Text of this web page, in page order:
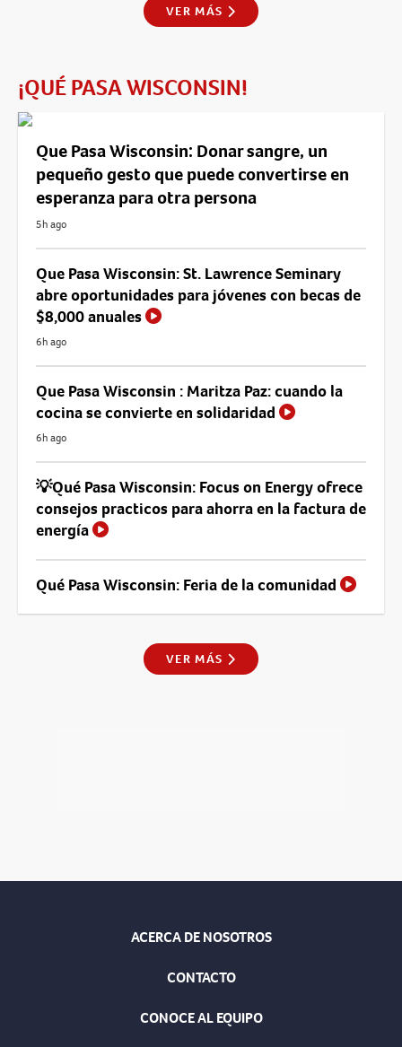
VER MÁS
¡QUÉ PASA WISCONSIN!
Que Pasa Wisconsin: Donar sangre, un
pequeño gesto que puede convertirse en
esperanza para otra persona
5h ago
Que Pasa Wisconsin: St. Lawrence Seminary
abre oportunidades para jóvenes con becas de
$8,000 anuales
6h ago
Que Pasa Wisconsin : Maritza Paz: cuando la
cocina se convierte en solidaridad
6h ago
💡Qué Pasa Wisconsin: Focus on Energy ofrece
consejos practicos para ahorra en la factura de
energía
Qué Pasa Wisconsin: Feria de la comunidad
VER MÁS
ACERCA DE NOSOTROS
CONTACTO
CONOCE AL EQUIPO